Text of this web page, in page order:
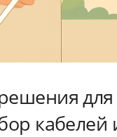
кабелей